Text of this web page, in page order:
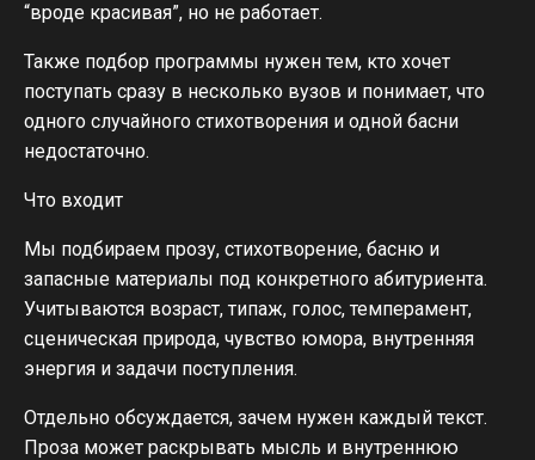
“вроде красивая”, но не работает.
Также подбор программы нужен тем, кто хочет
поступать сразу в несколько вузов и понимает, что
одного случайного стихотворения и одной басни
недостаточно.
Что входит
Мы подбираем прозу, стихотворение, басню и
запасные материалы под конкретного абитуриента.
Учитываются возраст, типаж, голос, темперамент,
сценическая природа, чувство юмора, внутренняя
энергия и задачи поступления.
Отдельно обсуждается, зачем нужен каждый текст.
Проза может раскрывать мысль и внутреннюю